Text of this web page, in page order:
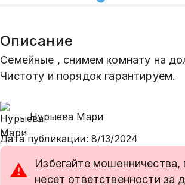
Описание
Семейные , снимем комнату на
Чистоту и порядок гарантируем.
Нурыева Мари
Дата публикации: 8/13/2024
⚠
Избегайте
несет ответственности за